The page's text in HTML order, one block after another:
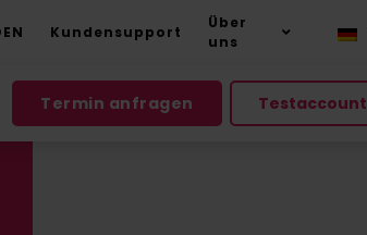
Kundensupport
Über
uns
Termin anfragen Testaccount